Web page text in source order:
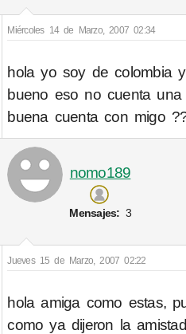
Miércoles 14 de Marzo, 2007 02:34
hola yo soy de colombia
bueno eso no cuenta
buena cuenta con migo
nomo189
Mensajes: 3
Jueves 15 de Marzo, 2007 02:22
hola amiga como estas,
como ya dijeron la